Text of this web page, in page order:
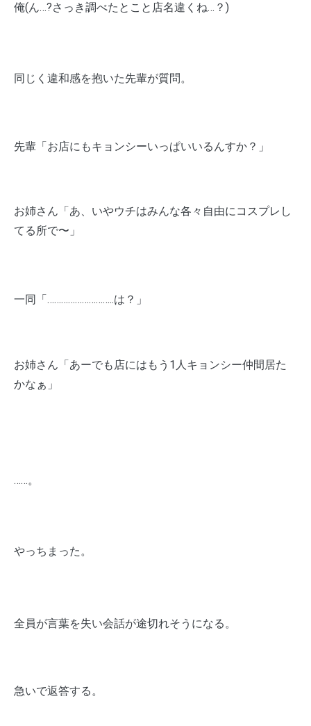
俺(ん…?さっき調べたとこと店名違くね…？)
同じく違和感を抱いた先輩が質問。
先輩「お店にもキョンシーいっぱいいるんすか？」
お姉さん「あ、いやウチはみんな各々自由にコスプレし
てる所で〜」
一同「………………………..は？」
お姉さん「あーでも店にはもう1人キョンシー仲間居た
かなぁ」
……。
やっちまった。
全員が言葉を失い会話が途切れそうになる。
急いで返答する。